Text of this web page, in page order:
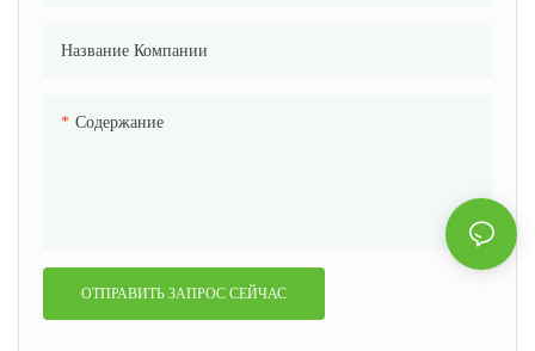
Название Компании
Содержание
ОТПРАВИТЬ ЗАПРОС СЕЙЧАС